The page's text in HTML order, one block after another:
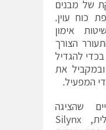
של מבנים
כוח עוין.
אימון
הצורך
להגדיל
את
המפעיל.
שהציגה
לאחרונה החברה הישראלית, Silynx